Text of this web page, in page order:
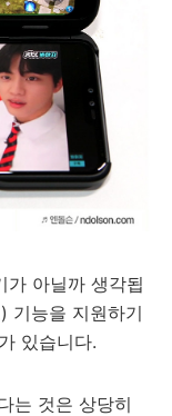
가 아닐까 생각됩
기능을 지원하기
있습니다.
는 것은 상당히